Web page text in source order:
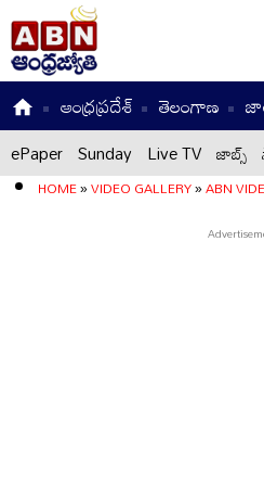
ఆంధ్రప్రదేశ్ తెలంగాణ
ePaper Sunday Live TV జాబ్స్
HOME»VIDEO GALLERY»ABN